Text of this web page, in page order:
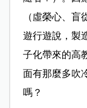
（虛榮心、
遊行遊說，製
子化帶來的高
面有那麼多吹
嗎？